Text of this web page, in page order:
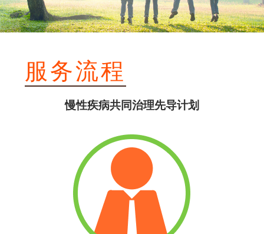
服务流程
慢性疾病共同治理先导计划